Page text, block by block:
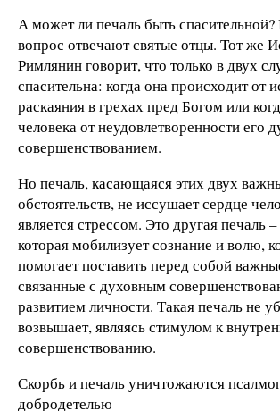
А может ли печаль быть спасительной?
вопрос отвечают святые отцы. Тот же
Римлянин говорит, что только в двух
спасительна: когда она происходит от
раскаяния в грехах пред Богом или
человека от неудовлетворенности его
совершенствованием.
Но печаль, касающаяся этих двух
обстоятельств, не иссушает сердце
является стрессом. Это другая печаль
которая мобилизует сознание и волю,
помогает поставить перед собой
связанные с духовным
развитием личности. Такая печаль не
возвышает, являясь стимулом к
совершенствованию.
Скорбь и печаль уничтожаются
добродетелью